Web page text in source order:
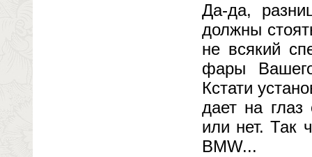
Да-да,
должны
не всякий
фары
Кстати
дает на глаз
или нет. Так
BMW...